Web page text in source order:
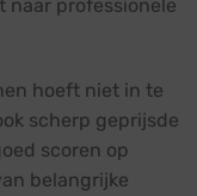
naar professionele
hoeft niet in te
scherp geprijsde
scoren op
belangrijke